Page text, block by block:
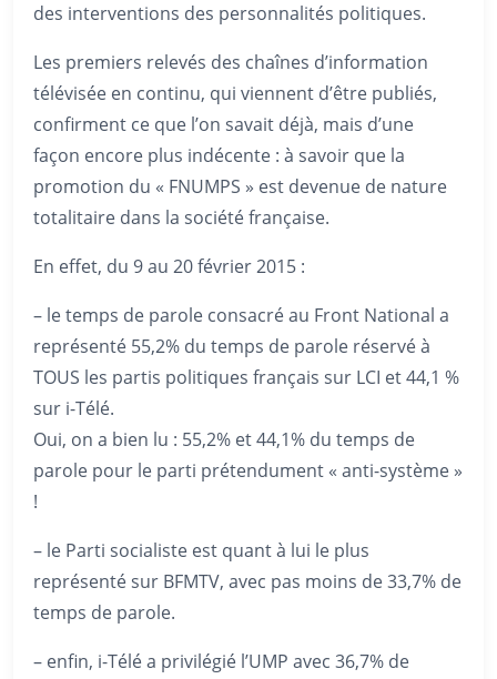
des interventions des personnalités politiques.
Les premiers relevés des chaînes d’information
télévisée en continu, qui viennent d’être publiés,
confirment ce que l’on savait déjà, mais d’une
façon encore plus indécente : à savoir que la
promotion du « FNUMPS » est devenue de nature
totalitaire dans la société française.
En effet, du 9 au 20 février 2015 :
– le temps de parole consacré au Front National a
représenté 55,2% du temps de parole réservé à
TOUS les partis politiques français sur LCI et 44,1 %
sur i-Télé.
Oui, on a bien lu : 55,2% et 44,1% du temps de
parole pour le parti prétendument « anti-système »
!
– le Parti socialiste est quant à lui le plus
représenté sur BFMTV, avec pas moins de 33,7% de
temps de parole.
– enfin, i-Télé a privilégié l’UMP avec 36,7% de